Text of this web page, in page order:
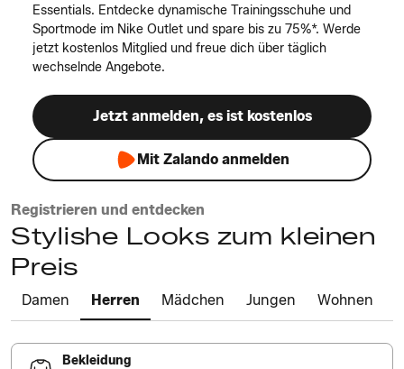
Essentials. Entdecke dynamische Trainingsschuhe und
Sportmode im Nike Outlet und spare bis zu 75%*. Werde
jetzt kostenlos Mitglied und freue dich über täglich
wechselnde Angebote.
Jetzt anmelden, es ist kostenlos
Mit Zalando anmelden
Registrieren und entdecken
Stylishe Looks zum kleinen
Preis
Damen Herren Mädchen Jungen Wohnen
Bekleidung